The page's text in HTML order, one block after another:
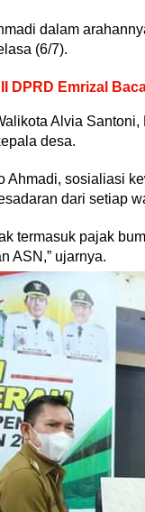
dalam
(6/7).
DPRD Emrizal
Alvia
desa.
Ahmadi, sosialiasi
dari setiap
termasuk pajak
ASN,” ujarnya.